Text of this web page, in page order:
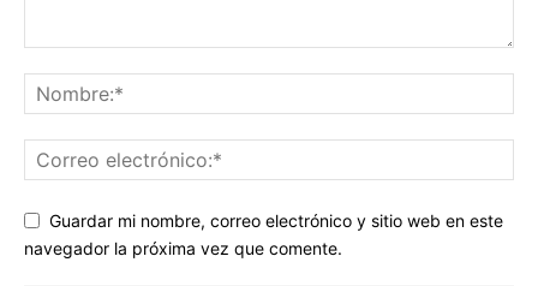
Guardar mi nombre, correo electrónico y sitio web en este
navegador la próxima vez que comente.